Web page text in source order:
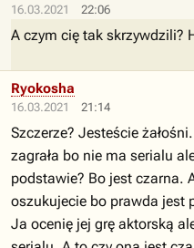
16.03.2021 22:06
A czym cię tak skrzywdzili?
16.03.2021 21:14
Ryokosha
Szczerze? Jesteście
zagrała bo nie ma serialu
podstawie? Bo jest czarna.
oszukujecie bo prawda jest
Ja ocenię jej grę aktorską